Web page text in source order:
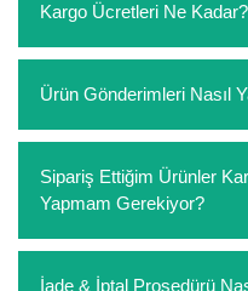
oluşturarak,iletişim
whatsapp hattımızdan
ödemelerini sipariş
Kargo Ücretleri Ne Kadar?
etmeyin diye 1500 lira ve
kargoyu biz karşılıyoruz.
kargo ücreti ödeme
Ürün Gönderimleri Nasıl
paketlenip gönderim
Sipariş Ettiğim Ürünler
Yapmam Gerekiyor?
İade & İptal Prosedürü